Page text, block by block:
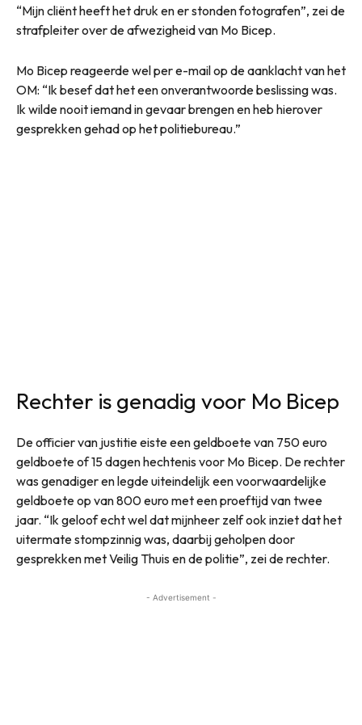
“Mijn cliënt heeft het druk en er stonden fotografen”, zei de
strafpleiter over de afwezigheid van Mo Bicep.
Mo Bicep reageerde wel per e-mail op de aanklacht van het
OM: “Ik besef dat het een onverantwoorde beslissing was.
Ik wilde nooit iemand in gevaar brengen en heb hierover
gesprekken gehad op het politiebureau.”
Rechter is genadig voor Mo Bicep
De officier van justitie eiste een geldboete van 750 euro
geldboete of 15 dagen hechtenis voor Mo Bicep. De rechter
was genadiger en legde uiteindelijk een voorwaardelijke
geldboete op van 800 euro met een proeftijd van twee
jaar. “Ik geloof echt wel dat mijnheer zelf ook inziet dat het
uitermate stompzinnig was, daarbij geholpen door
gesprekken met Veilig Thuis en de politie”, zei de rechter.
- Advertisement -